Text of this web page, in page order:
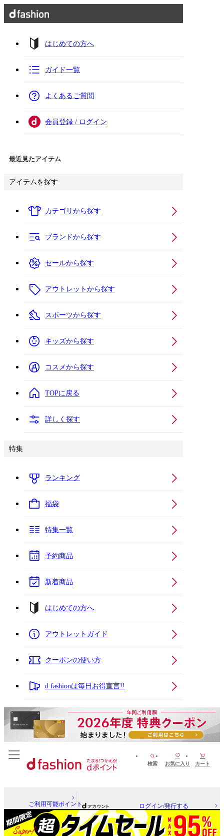
はじめての方へ
ガイド一覧
よくあるご質問
会員登録 / ログイン
最近見たアイテム
アイテムを探す
カテゴリから探す
ブランドから探す
セールから探す
アウトレットから探す
スポーツから探す
キッズから探す
コスメから探す
TOPに戻る
詳しく探す
特集
ランキング
福袋
特集一覧
予約商品
新着商品
はじめての方へ
アウトレットガイド
クーポンの使い方
d fashionは毎日お得宣言!!
検索 お気に入り カート
ご利用可能ポイント ログイン/発行する